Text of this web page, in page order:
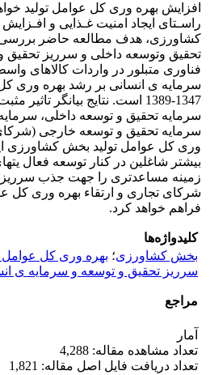
افزایش بهره ­وری کل عوامل تولید
راسـتای ایجاد امنیت غـذایی و
کشاورزی، هدف مطالعه حاضر بررسی
تحقیق وتوسعه داخلی و سرریز
فناوری متبلور در واردات کالاهای
سرمایه ­ی انسانی بر رشد بهره­ وری
1347-1389 است. نتایج بیانگر
سرمایه تحقیق و توسعه داخلی،
وری کل عوامل تولید بخش کشاورزی
بیشتر شاغلین در کنار توسعه فعال
زمینه مساعدتری را جهت جذب
شرکای تجاری و ارتقاء بهره­ وری کل
فراهم خواهد کرد.
کلیدواژه‌ها
بخش کشاورزی؛ بهره وری کل عوامل
سرریز تحقیق و توسعه و سرمایه ی
مراجع
آمار
تعداد مشاهده مقاله: 4,288
تعداد دریافت فایل اصل مقاله: 1,821